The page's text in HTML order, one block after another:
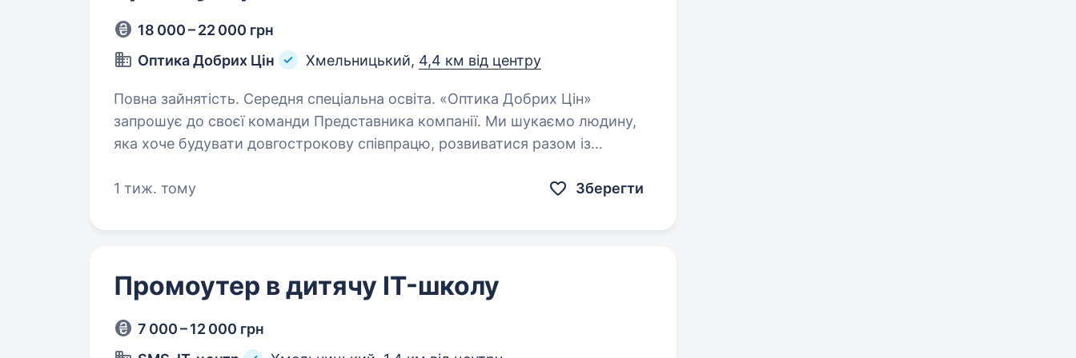
18 000 – 22 000 грн
Оптика Добрих Цін
Хмельницький, 4,4 км від центру
Повна зайнятість. Середня спеціальна освіта. «Оптика Добрих Цін»
запрошує до своєї команди Представника компанії. Ми шукаємо людину,
яка хоче будувати довгострокову співпрацю, розвиватися разом із
1 тиж. тому
Зберегти
Промоутер в дитячу IT-школу
7 000 – 12 000 грн